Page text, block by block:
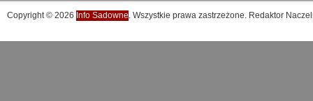
Copyright © 2026 Info Sadowne. Wszystkie prawa zastrzeżone. Redaktor